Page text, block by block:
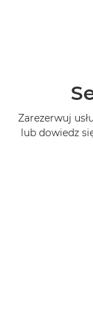
Zarezerwuj
lub dowiedz